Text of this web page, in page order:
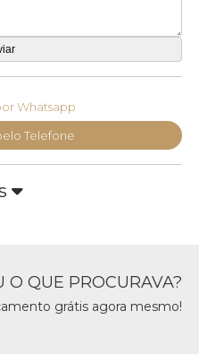
Whatsapp
Telefone
O QUE PROCURAVA?
grátis agora mesmo!